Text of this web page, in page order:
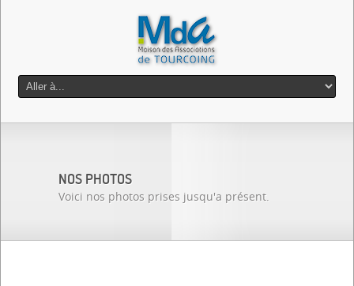
NOS PHOTOS
Voici nos photos prises jusqu'a présent.